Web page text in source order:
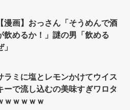
【漫画】おっさん「そうめんで酒
飲めるか！」謎の男「飲める
」
ラミに塩とレモンかけてウイス
ーで流し込むの美味すぎワロタ
ｗｗｗｗｗ